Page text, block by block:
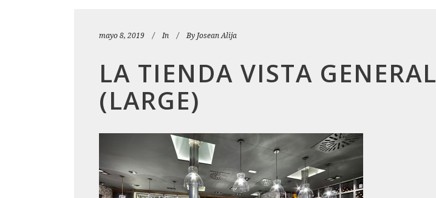
mayo 8, 2019 In By Josean Alija
LA TIENDA VISTA GENERAL
(LARGE)